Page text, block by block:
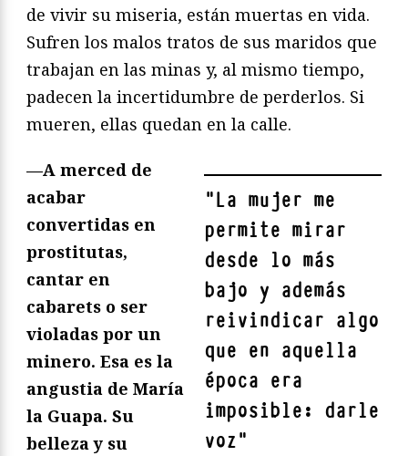
de vivir su miseria, están muertas en vida.
Sufren los malos tratos de sus maridos que
trabajan en las minas y, al mismo tiempo,
padecen la incertidumbre de perderlos. Si
mueren, ellas quedan en la calle.
"La mujer me
permite mirar
desde lo más
bajo y además
reivindicar algo
que en aquella
época era
imposible: darle
voz"
—A merced de
acabar
convertidas en
prostitutas,
cantar en
cabarets o ser
violadas por un
minero. Esa es la
angustia de María
la Guapa. Su
belleza y su